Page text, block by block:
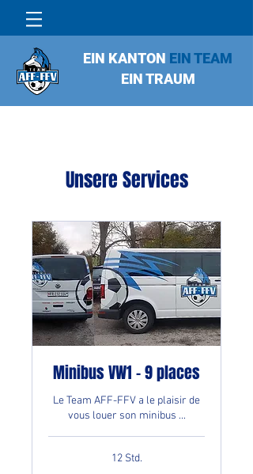
EIN KANTON EIN TEAM
EIN TRAUM
Unsere Services
Minibus VW1 - 9 places
Le Team AFF-FFV a le plaisir de
vous louer son minibus ...
12 Std.